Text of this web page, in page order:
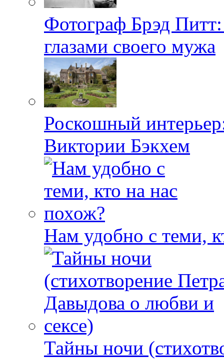
Фотограф Брэд
глазами своего мужа
Роскошный
Виктории Бэкхем
Нам удобно с теми,
Тайны ночи